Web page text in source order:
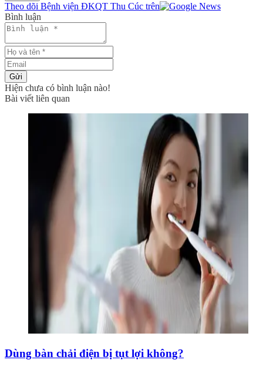
Theo dõi Bệnh viện ĐKQT Thu Cúc trên
Bình luận
Gửi
Hiện chưa có bình luận nào!
Bài viết liên quan
Dùng bàn chải điện bị tụt lợi không?